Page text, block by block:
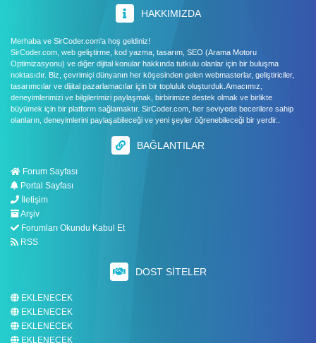
HAKKIMIZDA
Merhaba ve SirCoder.com'a hoş geldiniz!
SirCoder.com, web geliştirme, kod yazma, tasarım, SEO (Arama Motoru
Optimizasyonu) ve diğer dijital konular hakkında tutkulu olanlar için bir buluşma
noktasıdır. Biz, çevrimiçi dünyanın her köşesinden gelen webmasterlar, geliştiriciler,
tasarımcılar ve dijital pazarlamacılar için bir topluluk oluşturduk.Amacımız,
deneyimlerimizi ve bilgilerimizi paylaşmak, birbirimize destek olmak ve birlikte
büyümek için bir platform sağlamaktır. SirCoder.com, her seviyede becerilere sahip
olanların, deneyimlerini paylaşabileceği ve yeni şeyler öğrenebileceği bir yerdir..
BAĞLANTILAR
Forum Sayfası
Portal Sayfası
İletişim
Arşiv
Forumları Okundu Kabul Et
RSS
DOST SITELER
EKLENECEK
EKLENECEK
EKLENECEK
EKLENECEK